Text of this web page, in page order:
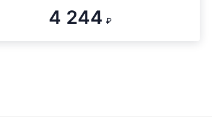
4 244 ₽